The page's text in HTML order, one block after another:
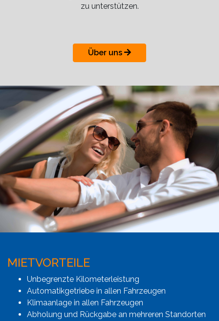
zu unterstützen.
Über uns
MIETVORTEILE
Unbegrenzte Kilometerleistung
Automatikgetriebe in allen Fahrzeugen
Klimaanlage in allen Fahrzeugen
Abholung und Rückgabe an mehreren Standorten